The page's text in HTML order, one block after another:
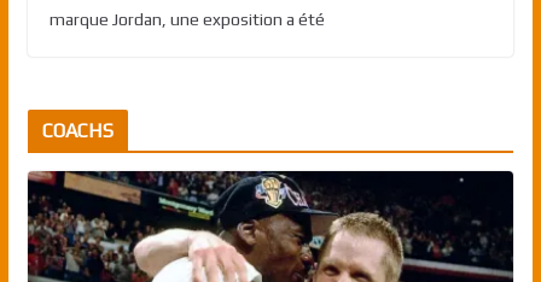
marque Jordan, une exposition a été
COACHS